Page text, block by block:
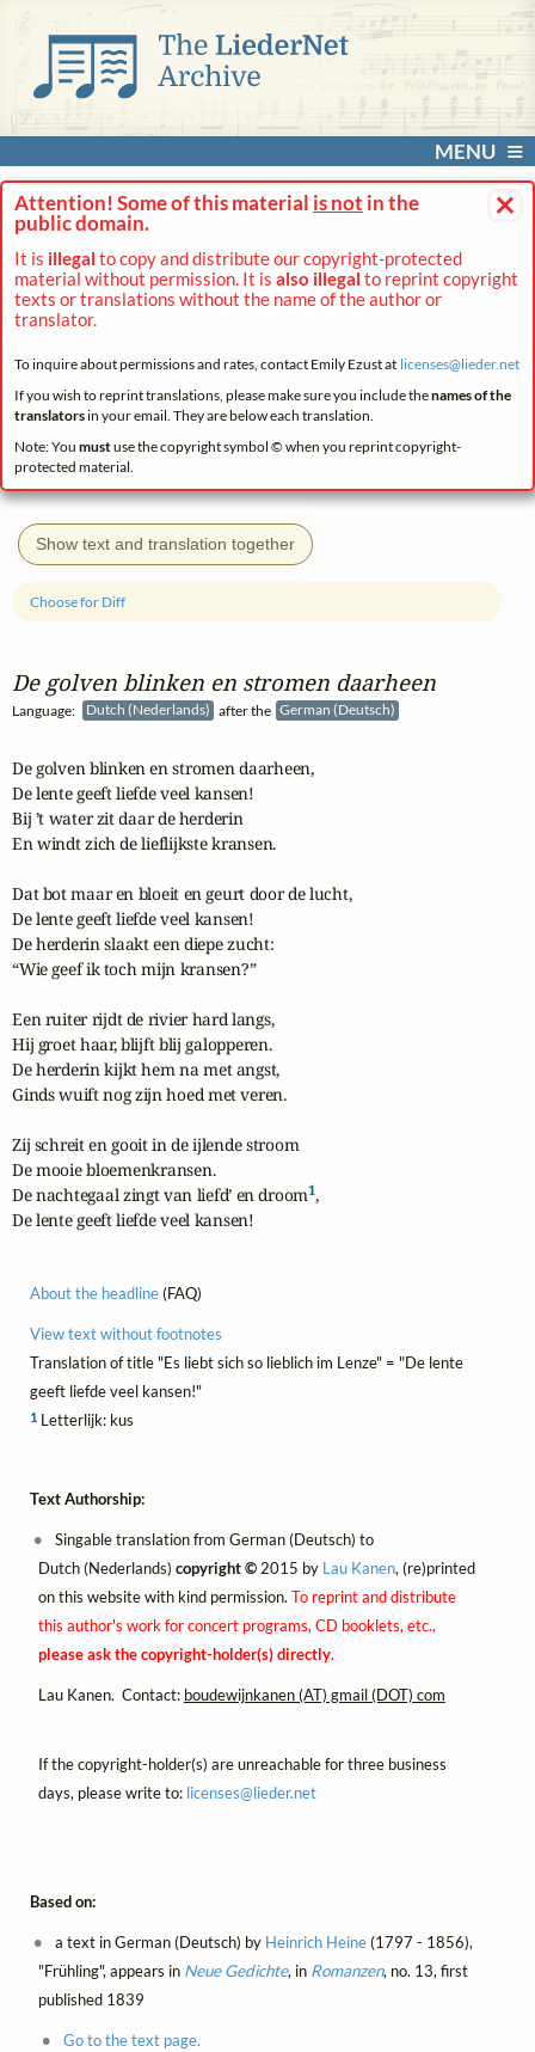
MENU
×
Attention! Some of this material is not in the
public domain.
It is illegal to copy and distribute our copyright-protected
material without permission. It is also illegal to reprint copyright
texts or translations without the name of the author or
translator.
To inquire about permissions and rates, contact Emily Ezust at licenses@lieder.net
If you wish to reprint translations, please make sure you include thenames of the
translatorsin your email. They are below each translation.
Note: You mustuse the copyright symbol © when you reprint copyright-
protected material.
Show text and translation together
De golven blinken en stromen daarheen
Language: Dutch (Nederlands) after the German (Deutsch)
Choose for Diff
De golven blinken en stromen daarheen,
De lente geeft liefde veel kansen!
Bij ’t water zit daar de herderin
En windt zich de lieflijkste kransen.
Dat bot maar en bloeit en geurt door de lucht,
De lente geeft liefde veel kansen!
De herderin slaakt een diepe zucht:
“Wie geef ik toch mijn kransen?”
Een ruiter rijdt de rivier hard langs,
Hij groet haar, blijft blij galopperen.
De herderin kijkt hem na met angst,
Ginds wuift nog zijn hoed met veren.
Zij schreit en gooit in de ijlende stroom
De mooie bloemenkransen.
De nachtegaal zingt van liefd’ en droom1,
De lente geeft liefde veel kansen!
About the headline(FAQ)
View text without footnotes
Translation of title "Es liebt sich so lieblich im Lenze" = "De lente
geeft liefde veel kansen!"
1 Letterlijk: kus
Text Authorship:
Singable translation from German (Deutsch) to
Dutch (Nederlands) copyright ©2015 by Lau Kanen, (re)printed
on this website with kind permission. To reprint and distribute
this author's work for concert programs, CD booklets, etc.,
please ask the copyright-holder(s) directly.
Lau Kanen. Contact: boudewijnkanen (AT) gmail (DOT) com
If the copyright-holder(s) are unreachable for three business
days, please write to: licenses@lieder.net
Based on:
a text in German (Deutsch) by Heinrich Heine(1797 - 1856),
"Frühling", appears in Neue Gedichte, in Romanzen, no. 13, first
published 1839
Go to the text page.